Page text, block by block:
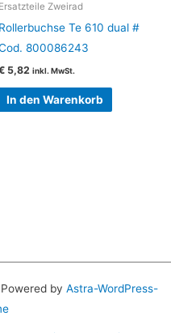
Ersatzteile Zweirad
Rollerbuchse Te 610 dual #
800086243
5,82 inkl. MwSt.
In den Warenkorb
by Astra-WordPress-